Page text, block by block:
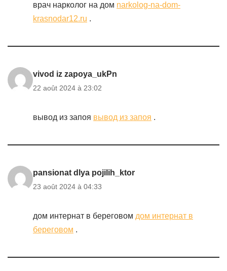
врач нарколог на дом narkolog-na-dom-
krasnodar12.ru .
vivod iz zapoya_ukPn
22 août 2024 à 23:02
вывод из запоя вывод из запоя .
pansionat dlya pojilih_ktor
23 août 2024 à 04:33
дом интернат в береговом дом интернат в
береговом .